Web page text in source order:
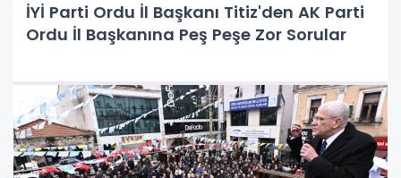
İYİ Parti Ordu İl Başkanı Titiz'den AK Parti
Ordu İl Başkanına Peş Peşe Zor Sorular